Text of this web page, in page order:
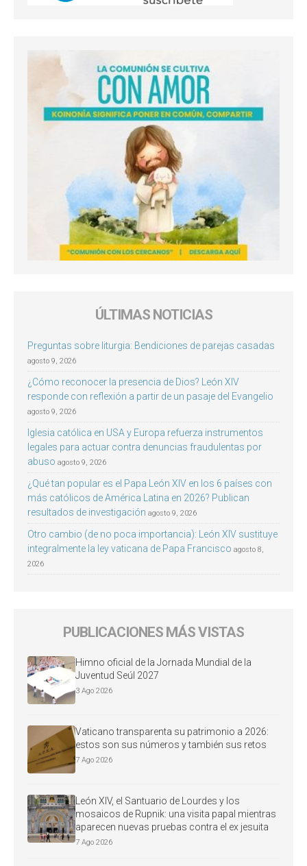
ÚLTIMAS NOTICIAS
Preguntas sobre liturgia: Bendiciones de parejas casadas
agosto 9, 2026
¿Cómo reconocer la presencia de Dios? León XIV
responde con reflexión a partir de un pasaje del Evangelio
agosto 9, 2026
Iglesia católica en USA y Europa refuerza instrumentos
legales para actuar contra denuncias fraudulentas por
abuso agosto 9, 2026
¿Qué tan popular es el Papa León XIV en los 6 países con
más católicos de América Latina en 2026? Publican
resultados de investigación agosto 9, 2026
Otro cambio (de no poca importancia): León XIV sustituye
integralmente la ley vaticana de Papa Francisco agosto 8,
2026
PUBLICACIONES MÁS VISTAS
Himno oficial de la Jornada Mundial de la
Juventud Seúl 2027
3 Ago 2026
Vaticano transparenta su patrimonio a 2026:
estos son sus números y también sus retos
7 Ago 2026
León XIV, el Santuario de Lourdes y los
mosaicos de Rupnik: una visita papal mientras
aparecen nuevas pruebas contra el ex jesuita
7 Ago 2026